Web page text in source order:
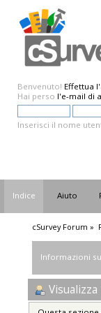
Benvenuto! Effettua
Hai perso l'e-mail di
Inserisci il nome
Indice Aiuto
cSurvey Forum »
Informazioni